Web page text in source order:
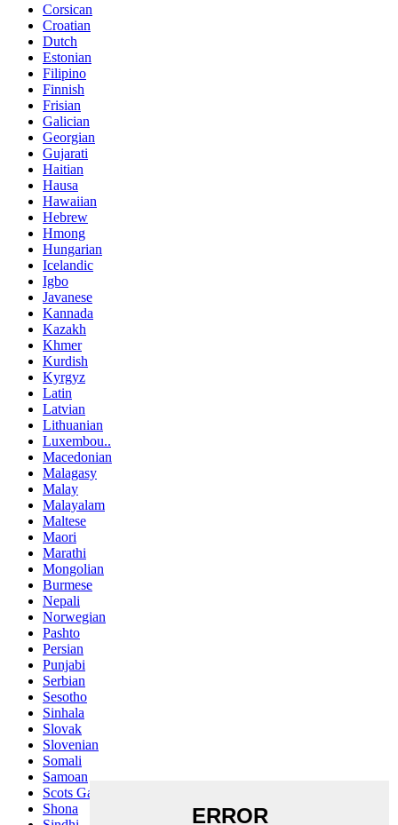
Corsican
Croatian
Dutch
Estonian
Filipino
Finnish
Frisian
Galician
Georgian
Gujarati
Haitian
Hausa
Hawaiian
Hebrew
Hmong
Hungarian
Icelandic
Igbo
Javanese
Kannada
Kazakh
Khmer
Kurdish
Kyrgyz
Latin
Latvian
Lithuanian
Luxembou..
Macedonian
Malagasy
Malay
Malayalam
Maltese
Maori
Marathi
Mongolian
Burmese
Nepali
Norwegian
Pashto
Persian
Punjabi
Serbian
Sesotho
Sinhala
Slovak
Slovenian
Somali
Samoan
Scots Gaelic
Shona